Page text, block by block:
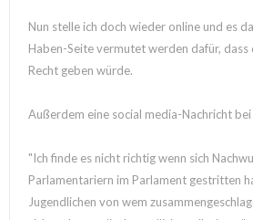
Nun stelle ich doch wieder online und es
Haben-Seite vermutet werden dafür, dass
Recht geben würde.
Außerdem eine social media-Nachricht
"Ich finde es nicht richtig wenn sich
Parlamentariern im Parlament gestritten
Jugendlichen von wem